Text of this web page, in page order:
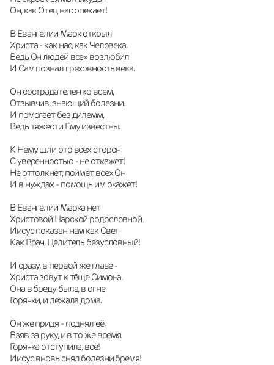
Он, как Отец нас опекает!
В Евангелии Марк открыл
Христа - как нас, как Человека,
Ведь Он людей всех возлюбил
И Сам познал греховность века.
Он сострадателен ко всем,
Отзывчив, знающий болезни,
И помогает без дилемм,
Ведь тяжести Ему известны.
К Нему шли ото всех сторон
С уверенностью - не откажет!
Не оттолкнёт, поймёт всех Он
И в нуждах - помощь им окажет!
В Евангелии Марка нет
Христовой Царской родословной,
Иисус показан нам как Свет,
Как Врач, Целитель безусловный!
И сразу, в первой же главе -
Христа зовут к тёще Симона,
Она в бреду была, в огне
Горячки, и лежала дома.
Он же придя - поднял её,
Взяв за руку, и в то же время
Горячка отступила, всё!
Иисус вновь снял болезни бремя!